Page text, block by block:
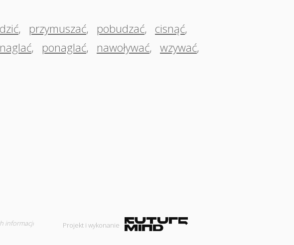
, przymuszać, pobudzać, cisnąć,
, ponaglać, nawoływać, wzywać,
informacji Projekt i wykonanie